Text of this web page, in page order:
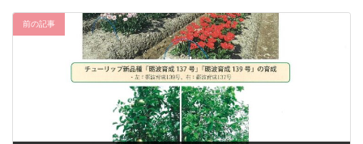
前の記事